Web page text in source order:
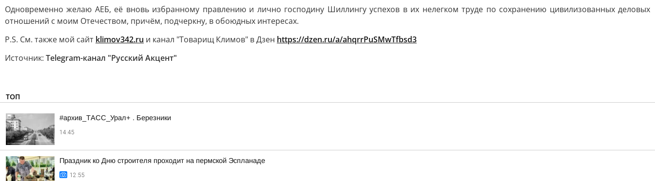
Одновременно желаю АЕБ, её вновь избранному правлению и лично господину Шиллингу успехов в их нелегком труде по сохранению цивилизованных деловых
отношений с моим Отечеством, причём, подчеркну, в обоюдных интересах.
P.S. См. также мой сайт klimov342.ru и канал "Товарищ Климов" в Дзен https://dzen.ru/a/ahqrrPuSMwTfbsd3
Источник: Telegram-канал "Русский Акцент"
ТОП
#архив_ТАСС_Урал+ . Березники
14:45
Праздник ко Дню строителя проходит на пермской Эспланаде
12:55